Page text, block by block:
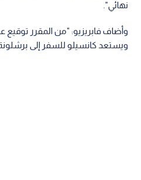
نهائي".
وأضاف فابريزيو: "من المقرر توقيع
ويستعد كانسيلو للسفر إلى